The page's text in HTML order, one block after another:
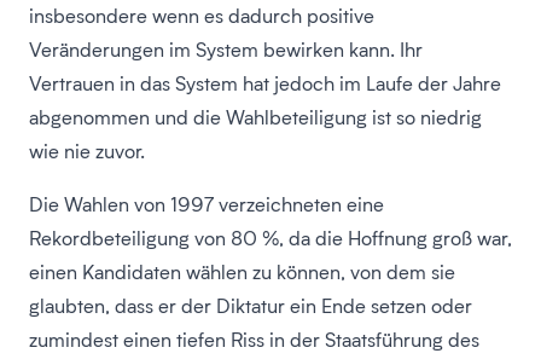
insbesondere wenn es dadurch positive
Veränderungen im System bewirken kann. Ihr
Vertrauen in das System hat jedoch im Laufe der Jahre
abgenommen und die Wahlbeteiligung ist so niedrig
wie nie zuvor.
Die Wahlen von 1997 verzeichneten eine
Rekordbeteiligung von 80 %, da die Hoffnung groß war,
einen Kandidaten wählen zu können, von dem sie
glaubten, dass er der Diktatur ein Ende setzen oder
zumindest einen tiefen Riss in der Staatsführung des